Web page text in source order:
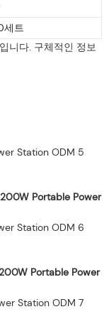
트
니다. 구체적인 정보
Portable Power
Portable Power